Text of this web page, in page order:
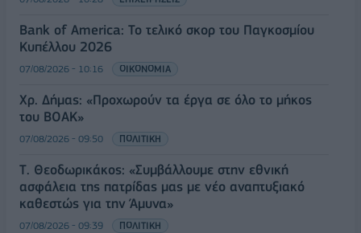
Bank of America: Το τελικό σκορ του Παγκοσμίου
Κυπέλλου 2026
07/08/2026 - 10:16 ΟΙΚΟΝΟΜΙΑ
Χρ. Δήμας: «Προχωρούν τα έργα σε όλο το μήκος
του ΒΟΑΚ»
07/08/2026 - 09:50 ΠΟΛΙΤΙΚΗ
Τ. Θεοδωρικάκος: «Συμβάλλουμε στην εθνική
ασφάλεια της πατρίδας μας με νέο αναπτυξιακό
καθεστώς για την Άμυνα»
07/08/2026 - 09:39 ΠΟΛΙΤΙΚΗ